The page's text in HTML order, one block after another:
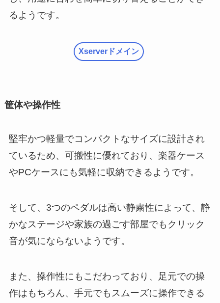
るようです。
Xserverドメイン
筐体や操作性
堅牢かつ軽量でコンパクトなサイズに設計され
ているため、可搬性に優れており、楽器ケース
やPCケースにも気軽に収納できるようです。
そして、3つのペダルは高い静粛性によって、静
かなステージや家族の過ごす部屋でもクリック
音が気にならないようです。
また、操作性にもこだわっており、足元での操
作はもちろん、手元でもスムーズに操作できる